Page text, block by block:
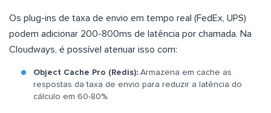
Os plug-ins de taxa de envio em tempo real (FedEx, UPS)
podem adicionar 200-800ms de latência por chamada. Na
Cloudways, é possível atenuar isso com:
Object Cache Pro (Redis): Armazena em cache as
respostas da taxa de envio para reduzir a latência do
cálculo em 60-80%.